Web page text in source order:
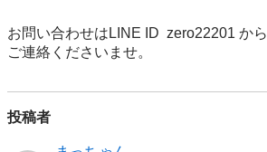
お問い合わせはLINE ID  zero22201 から
ご連絡くださいませ。
投稿者